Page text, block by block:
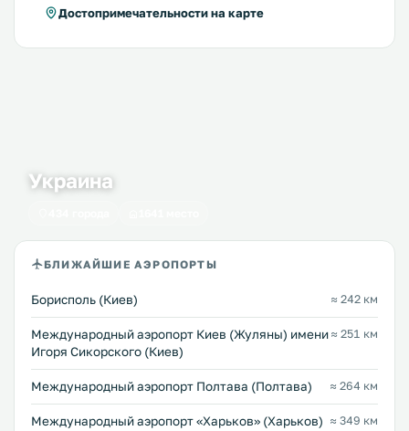
Достопримечательности на карте
Украина
БЛИЖАЙШИЕ АЭРОПОРТЫ
Борисполь (Киев) ≈ 242 км
Международный аэропорт Киев (Жуляны) имени
Игоря Сикорского (Киев)
≈ 251 км
Международный аэропорт Полтава (Полтава) ≈ 264 км
Международный аэропорт «Харьков» (Харьков) ≈ 349 км